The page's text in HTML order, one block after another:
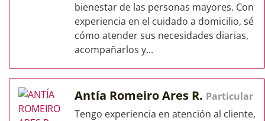
bienestar de las personas mayores. Con
experiencia en el cuidado a domicilio, sé
cómo atender sus necesidades diarias,
acompañarlos y...
Antía Romeiro Ares R. Particular
Tengo experiencia en atención al cliente,